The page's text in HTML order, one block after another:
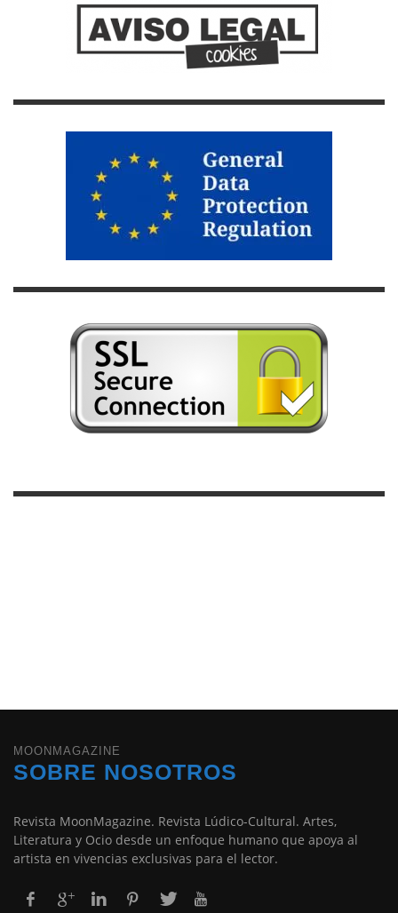
MOONMAGAZINE
SOBRE NOSOTROS
Revista MoonMagazine. Revista Lúdico-Cultural. Artes,
Literatura y Ocio desde un enfoque humano que apoya al
artista en vivencias exclusivas para el lector.